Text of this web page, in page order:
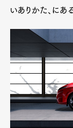
いありかた、にあ